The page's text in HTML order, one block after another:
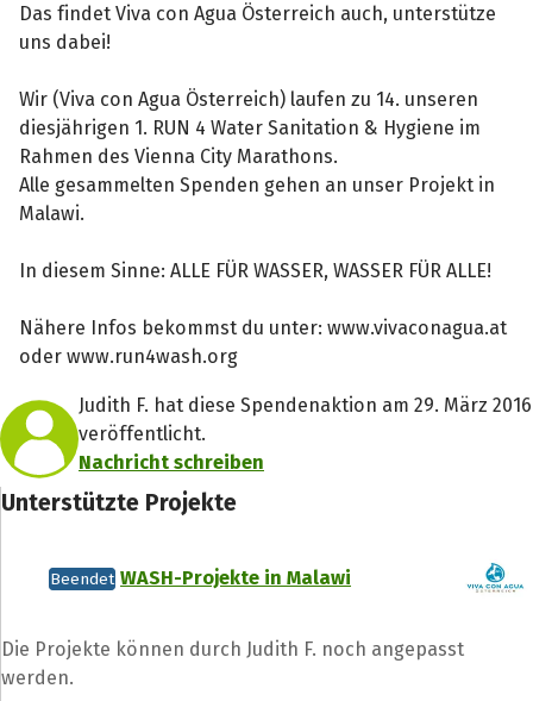
Das findet Viva con Agua Österreich auch, unterstütze
uns dabei!
Wir (Viva con Agua Österreich) laufen zu 14. unseren
diesjährigen 1. RUN 4 Water Sanitation & Hygiene im
Rahmen des Vienna City Marathons.
Alle gesammelten Spenden gehen an unser Projekt in
Malawi.
In diesem Sinne: ALLE FÜR WASSER, WASSER FÜR ALLE!
Nähere Infos bekommst du unter: www.vivaconagua.at
oder www.run4wash.org
Judith F. hat diese Spendenaktion am 29. März 2016
veröffentlicht.
Nachricht schreiben
Unterstützte Projekte
Beendet WASH-Projekte in Malawi
Die Projekte können durch Judith F. noch angepasst
werden.
Hilf mit noch mehr Spenden zu sammeln!